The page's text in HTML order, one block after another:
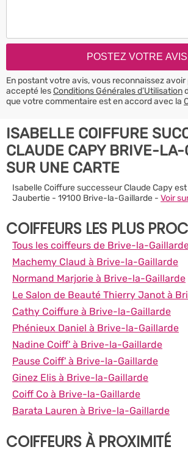
En postant votre avis, vous reconnaissez
accepté lesConditions Générales d’Utilisation
que votre commentaire est en accord avec la
ISABELLE COIFFURE
CLAUDE CAPY BRIVE-
SUR UNE CARTE
Isabelle Coiffure successeur Claude Capy
Jaubertie - 19100 Brive-la-Gaillarde - Voir
COIFFEURS LES PLUS
Tous les coiffeurs de Brive-la-
Machemy Claud à Brive-la-Gaillarde
Normand Marjorie à Brive-la-Gaillarde
Le Salon de Beauté Thierry Janot à
Cathy Coiffure à Brive-la-Gaillarde
Phénieux Daniel à Brive-la-Gaillarde
Nadine Coiff' à Brive-la-Gaillarde
Pause Coiff' à Brive-la-Gaillarde
Ginez Elis à Brive-la-Gaillarde
Coiff Co à Brive-la-Gaillarde
Barata Lauren à Brive-la-Gaillarde
COIFFEURS À PROXIMITÉ